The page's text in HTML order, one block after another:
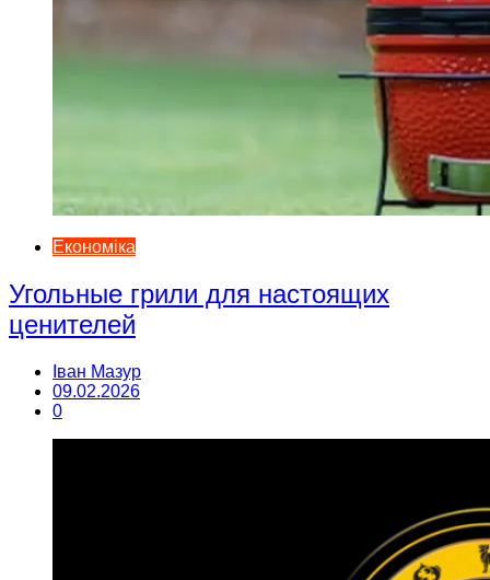
Економіка
Угольные грили для настоящих
ценителей
Іван Мазур
09.02.2026
0